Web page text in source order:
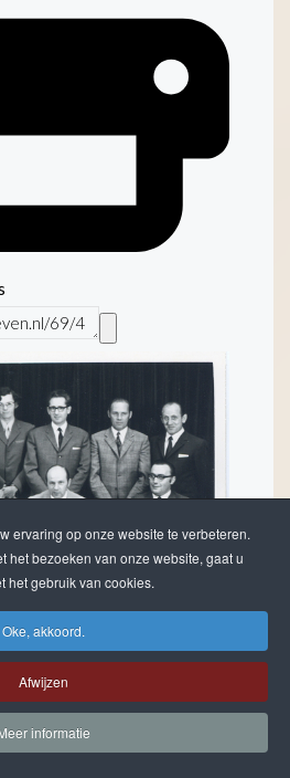
van de personeelsvereniging
Toon van den Berg.
ervaring op onze website te verbeteren.
het bezoeken van onze website, gaat u
het gebruik van cookies.
Oke, akkoord.
Afwijzen
informatie